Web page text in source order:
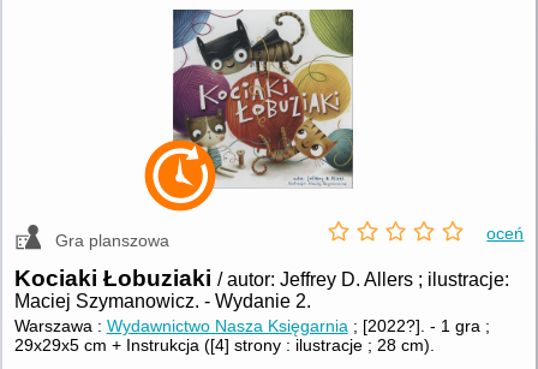
Gra planszowa oceń
Kociaki Łobuziaki / autor: Jeffrey D. Allers ; ilustracje:
Maciej Szymanowicz. - Wydanie 2.
Warszawa : Wydawnictwo Nasza Księgarnia; [2022?]. - 1 gra ;
29x29x5 cm + Instrukcja ([4] strony : ilustracje ; 28 cm).